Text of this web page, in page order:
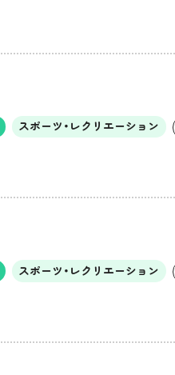
スポーツ・レクリエーション
スポーツ・レクリエーション